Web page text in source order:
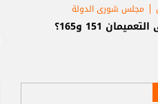
مجلس شورى الدولة
151 و165؟